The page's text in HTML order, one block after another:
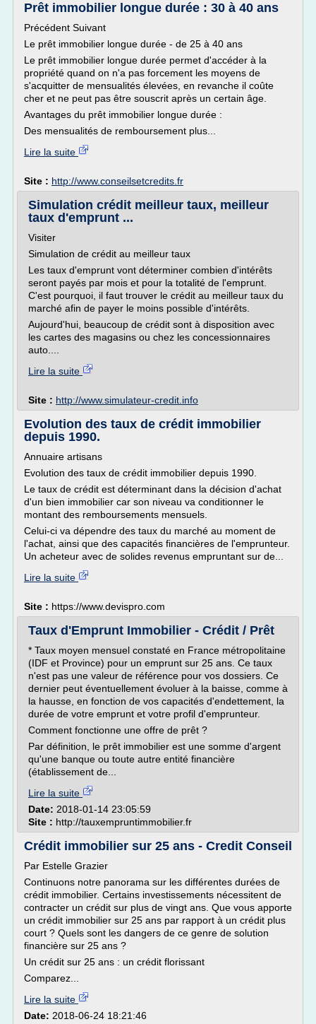
Prêt immobilier longue durée : 30 à 40 ans
Précédent Suivant
Le prêt immobilier longue durée - de 25 à 40 ans
Le prêt immobilier longue durée permet d'accéder à la
propriété quand on n'a pas forcement les moyens de
s'acquitter de mensualités élevées, en revanche il coûte
cher et ne peut pas être souscrit après un certain âge.
Avantages du prêt immobilier longue durée :
Des mensualités de remboursement plus...
Lire la suite
Site : http://www.conseilsetcredits.fr
Simulation crédit meilleur taux, meilleur
taux d'emprunt ...
Visiter
Simulation de crédit au meilleur taux
Les taux d'emprunt vont déterminer combien d'intérêts
seront payés par mois et pour la totalité de l'emprunt.
C'est pourquoi, il faut trouver le crédit au meilleur taux du
marché afin de payer le moins possible d'intérêts.
Aujourd'hui, beaucoup de crédit sont à disposition avec
les cartes des magasins ou chez les concessionnaires
auto....
Lire la suite
Site : http://www.simulateur-credit.info
Evolution des taux de crédit immobilier
depuis 1990.
Annuaire artisans
Evolution des taux de crédit immobilier depuis 1990.
Le taux de crédit est déterminant dans la décision d'achat
d'un bien immobilier car son niveau va conditionner le
montant des remboursements mensuels.
Celui-ci va dépendre des taux du marché au moment de
l'achat, ainsi que des capacités financières de l'emprunteur.
Un acheteur avec de solides revenus empruntant sur de...
Lire la suite
Site : https://www.devispro.com
Taux d'Emprunt Immobilier - Crédit / Prêt
* Taux moyen mensuel constaté en France métropolitaine
(IDF et Province) pour un emprunt sur 25 ans. Ce taux
n'est pas une valeur de référence pour vos dossiers. Ce
dernier peut éventuellement évoluer à la baisse, comme à
la hausse, en fonction de vos capacités d'endettement, la
durée de votre emprunt et votre profil d'emprunteur.
Comment fonctionne une offre de prêt ?
Par définition, le prêt immobilier est une somme d'argent
qu'une banque ou toute autre entité financière
(établissement de...
Lire la suite
Date: 2018-01-14 23:05:59
Site : http://tauxempruntimmobilier.fr
Crédit immobilier sur 25 ans - Credit Conseil
Par Estelle Grazier
Continuons notre panorama sur les différentes durées de
crédit immobilier. Certains investissements nécessitent de
contracter un crédit sur plus de vingt ans. Que vous apporte
un crédit immobilier sur 25 ans par rapport à un crédit plus
court ? Quels sont les dangers de ce genre de solution
financière sur 25 ans ?
Un crédit sur 25 ans : un crédit florissant
Comparez...
Lire la suite
Date: 2018-06-24 18:21:46